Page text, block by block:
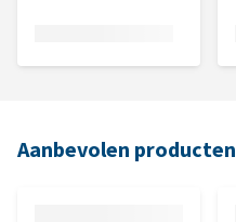
Aanbevolen producten